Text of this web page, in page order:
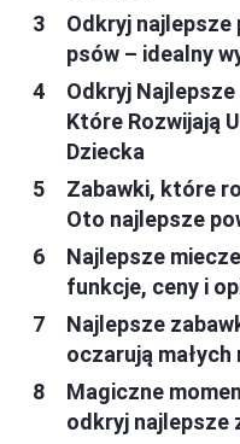
Odkryj najlepsze
psów – idealny
Odkryj
Które Rozwijają
Dziecka
Zabawki, które
Oto najlepsze
Najlepsze
funkcje, ceny i
Najlepsze
oczarują
Magiczne
odkryj najlepsze